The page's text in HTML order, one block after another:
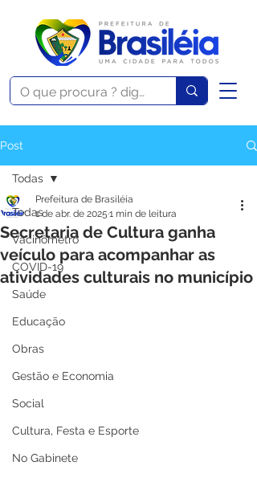
Post
Todas
Vacinômetro
COVID-19
Saúde
Educação
Obras
Gestão e Economia
Social
Cultura, Festa e Esporte
No Gabinete
Todas
Secretaria de Cultura ganha
veículo para acompanhar as
atividades culturais no município
Prefeitura de Brasiléia
1 de abr. de 2025 1 min de leitura